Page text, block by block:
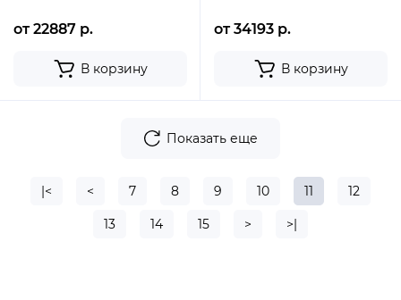
от 22887 р.
В корзину
от 34193 р.
В корзину
Показать еще
|< < 7 8 9 10 11 12
13 14 15 > >|